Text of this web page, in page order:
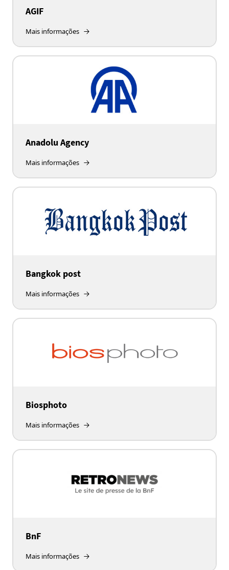
AGIF
Mais informações
Anadolu Agency
Mais informações
Bangkok post
Mais informações
Biosphoto
Mais informações
BnF
Mais informações